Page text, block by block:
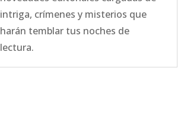
intriga, crímenes y misterios que
harán temblar tus noches de
lectura.